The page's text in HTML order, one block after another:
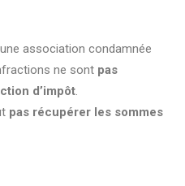
association condamnée
ne sont pas
d’impôt.
pas récupérer les sommes